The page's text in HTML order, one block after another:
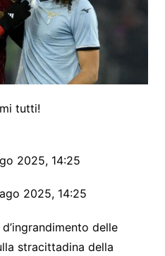
tutti!
2025, 14:25
2025, 14:25
delle
stracittadina della